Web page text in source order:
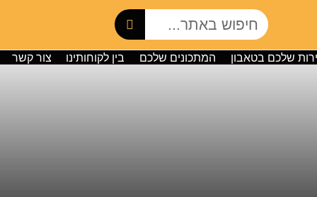
שלכם בטאבון המתכונים שלכם בין לקוחותינו צור קשר